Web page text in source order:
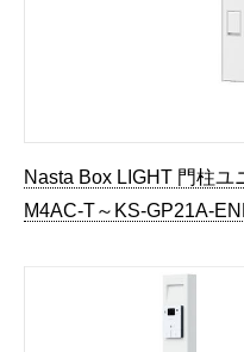
Nasta Box LIGHT 門柱
M4AC-T～KS-GP21A-